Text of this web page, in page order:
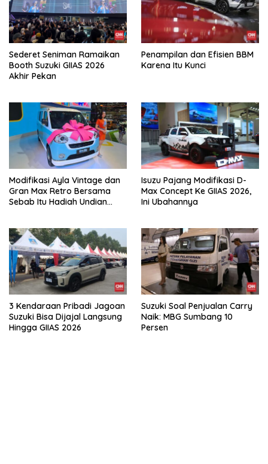
Sederet Seniman Ramaikan
Booth Suzuki GIIAS 2026
Akhir Pekan
Penampilan dan Efisien BBM
Karena Itu Kunci
Modifikasi Ayla Vintage dan
Gran Max Retro Bersama
Sebab Itu Hadiah Undian
Isuzu Pajang Modifikasi D-
Max Concept Ke GIIAS 2026,
Ini Ubahannya
3 Kendaraan Pribadi Jagoan
Suzuki Bisa Dijajal Langsung
Hingga GIIAS 2026
Suzuki Soal Penjualan Carry
Naik: MBG Sumbang 10
Persen